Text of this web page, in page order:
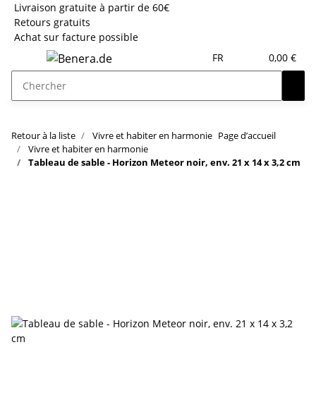
Livraison gratuite à partir de 60€
Retours gratuits
Achat sur facture possible
FR
0,00 €
Retour à la liste Vivre et habiter en harmonie Page d’accueil
Vivre et habiter en harmonie
Tableau de sable - Horizon Meteor noir, env. 21 x 14 x 3,2 cm